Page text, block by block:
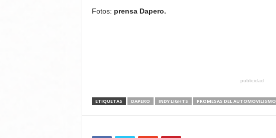
Fotos: prensa Dapero.
publicidad
ETIQUETAS DAPERO INDY LIGHTS PROMESAS DEL AUTOMOVILISMO